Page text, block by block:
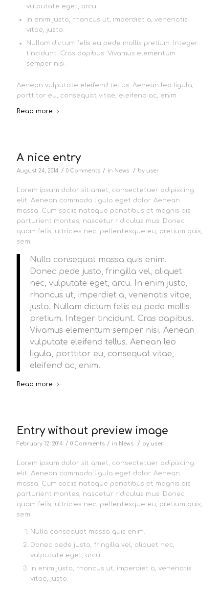
vulputate eget, arcu.
In enim justo, rhoncus ut, imperdiet a, venenatis
vitae, justo.
Nullam dictum felis eu pede mollis pretium. Integer
tincidunt. Cras dapibus. Vivamus elementum
semper nisi.
Aenean vulputate eleifend tellus. Aenean leo ligula,
porttitor eu, consequat vitae, eleifend ac, enim.
Read more
A nice entry
August 24, 2014 / 0 Comments / in News / by user
Lorem ipsum dolor sit amet, consectetuer adipiscing
elit. Aenean commodo ligula eget dolor. Aenean
massa. Cum sociis natoque penatibus et magnis dis
parturient montes, nascetur ridiculus mus. Donec
quam felis, ultricies nec, pellentesque eu, pretium quis,
sem.
Nulla consequat massa quis enim.
Donec pede justo, fringilla vel, aliquet
nec, vulputate eget, arcu. In enim justo,
rhoncus ut, imperdiet a, venenatis vitae,
justo. Nullam dictum felis eu pede mollis
pretium. Integer tincidunt. Cras dapibus.
Vivamus elementum semper nisi. Aenean
vulputate eleifend tellus. Aenean leo
ligula, porttitor eu, consequat vitae,
eleifend ac, enim.
Read more
Entry without preview image
February 12, 2014 / 0 Comments / in News / by user
Lorem ipsum dolor sit amet, consectetuer adipiscing
elit. Aenean commodo ligula eget dolor. Aenean
massa. Cum sociis natoque penatibus et magnis dis
parturient montes, nascetur ridiculus mus. Donec
quam felis, ultricies nec, pellentesque eu, pretium quis,
sem.
Nulla consequat massa quis enim.
Donec pede justo, fringilla vel, aliquet nec,
vulputate eget, arcu.
In enim justo, rhoncus ut, imperdiet a, venenatis
vitae, justo.